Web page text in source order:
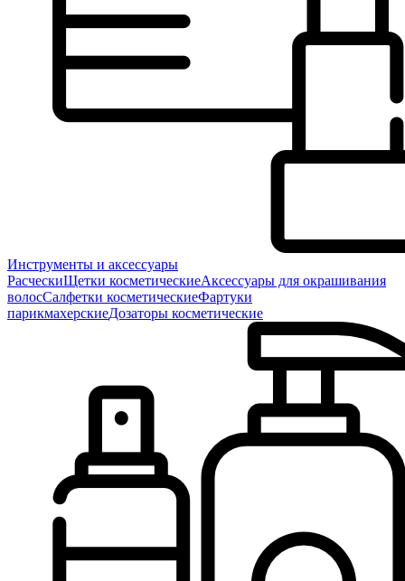
Инструменты и аксессуары
РасческиЩетки косметическиеАксессуары для окрашивания
волосСалфетки косметическиеФартуки
парикмахерскиеДозаторы косметические